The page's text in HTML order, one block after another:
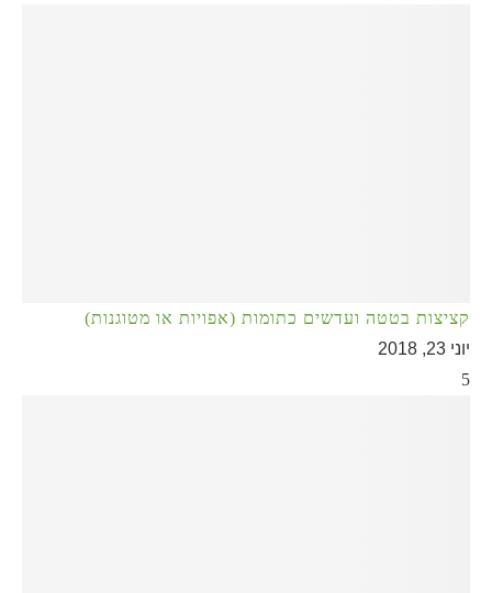
קציצות בטטה ועדשים כתומות (אפויות או מטוגנות)
יוני 23, 2018
5